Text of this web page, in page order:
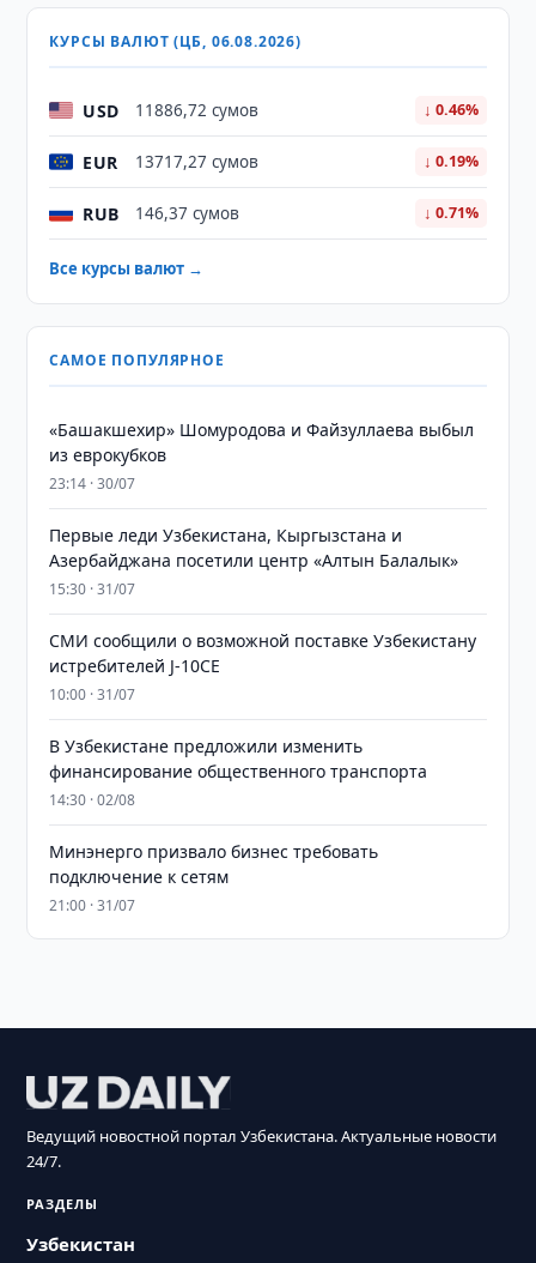
КУРСЫ ВАЛЮТ (ЦБ, 06.08.2026)
USD 11886,72 сумов ↓ 0.46%
EUR 13717,27 сумов ↓ 0.19%
RUB 146,37 сумов ↓ 0.71%
Все курсы валют →
САМОЕ ПОПУЛЯРНОЕ
«Башакшехир» Шомуродова и Файзуллаева выбыл
из еврокубков
23:14 · 30/07
Первые леди Узбекистана, Кыргызстана и
Азербайджана посетили центр «Алтын Балалык»
15:30 · 31/07
СМИ сообщили о возможной поставке Узбекистану
истребителей J-10CE
10:00 · 31/07
В Узбекистане предложили изменить
финансирование общественного транспорта
14:30 · 02/08
Минэнерго призвало бизнес требовать
подключение к сетям
21:00 · 31/07
Ведущий новостной портал Узбекистана. Актуальные новости
24/7.
РАЗДЕЛЫ
Узбекистан